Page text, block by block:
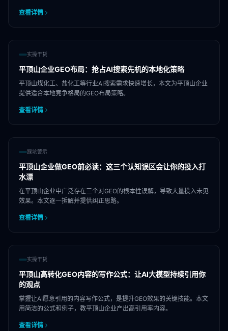
查看详情
实操干货
平顶山企业GEO布局：抢占AI搜索先机的本地化策略
平顶山煤化工、盐化工等行业AI搜索需求快速增长，本文为平顶山企业
提供适合本地竞争格局的GEO布局策略。
查看详情
踩坑警示
平顶山企业做GEO前必读：这三个认知误区会让你的投入打
水漂
在平顶山企业中广泛存在三个对GEO的根本性误解，导致大量投入未见
效果。本文逐一拆解并提供纠正思路。
查看详情
实操干货
平顶山高转化GEO内容的写作公式：让AI大模型持续引用你
的观点
掌握让AI愿意引用的内容写作公式，是提升GEO效果的关键技能。本文
用简洁的公式和例子，教平顶山企业产出高引用率内容。
查看详情